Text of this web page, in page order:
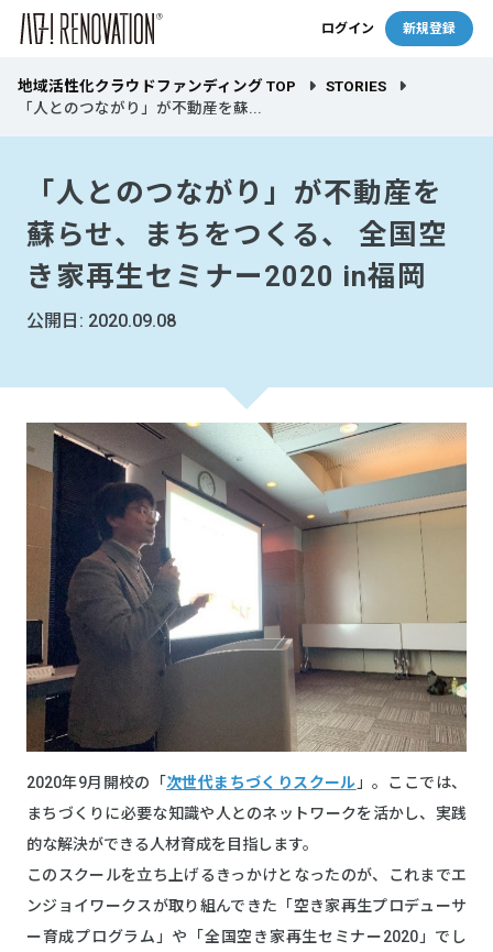
ログイン 新規登録
地域活性化クラウドファンディング TOP
STORIES
「人とのつながり」が不動産を蘇...
「人とのつながり」が不動産を
蘇らせ、まちをつくる、 全国空
き家再生セミナー2020 in福岡
公開日: 2020.09.08
2020年9月開校の「次世代まちづくりスクール」。ここでは、
まちづくりに必要な知識や人とのネットワークを活かし、実践
的な解決ができる人材育成を目指します。
このスクールを立ち上げるきっかけとなったのが、これまでエ
ンジョイワークスが取り組んできた「空き家再生プロデューサ
ー育成プログラム」や「全国空き家再生セミナー2020」でし